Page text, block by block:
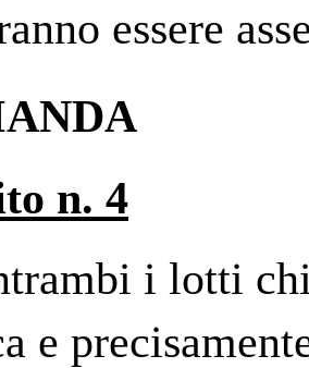
essere
n. 4
i lotti
e